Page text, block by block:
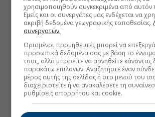
χρησιμοποιηθούν συγκεκριμένα από αυτόν
Εμείς και οι συνεργάτες μας ενδέχεται να
ακριβή δεδομένα γεωγραφικής τοποθεσίας.
συνεργατών.
Ορισμένοι προμηθευτές μπορεί να
προσωπικά δεδομένα σας με βάση το
τους, αλλά μπορείτε να αρνηθείτε κάνοντας
παρακάτω επιλογών. Αναζητήστε έναν
μέρος αυτής της σελίδας ή στο μενού του
διαχειριστείτε ή να ανακαλέσετε τη
ρυθμίσεις απορρήτου και cookie.